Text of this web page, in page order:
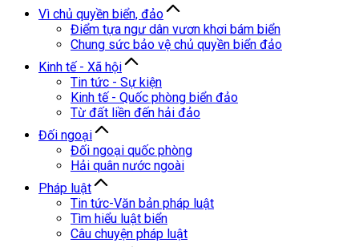
Vì chủ quyền biển, đảo
Điểm tựa ngư dân vươn khơi bám biển
Chung sức bảo vệ chủ quyền biển đảo
Kinh tế - Xã hội
Tin tức - Sự kiện
Kinh tế - Quốc phòng biển đảo
Từ đất liền đến hải đảo
Đối ngoại
Đối ngoại quốc phòng
Hải quân nước ngoài
Pháp luật
Tin tức-Văn bản pháp luật
Tìm hiểu luật biển
Câu chuyện pháp luật